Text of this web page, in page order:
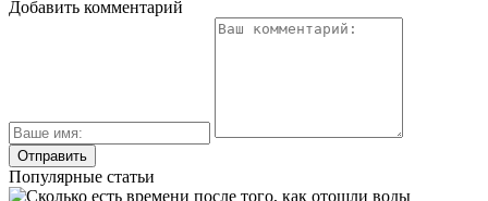
Добавить комментарий
Популярные статьи